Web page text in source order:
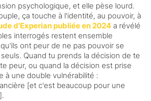
psychologique, et elle pèse lourd.
ça touche à l'identité, au pouvoir, à
d'Experian publiée en 2024 a révélé
interrogés restent ensemble
ont peur de ne pas pouvoir se
Quand tu prends la décision de te
peur, ou quand la décision est prise
à une double vulnérabilité :
[et c'est beaucoup pour une